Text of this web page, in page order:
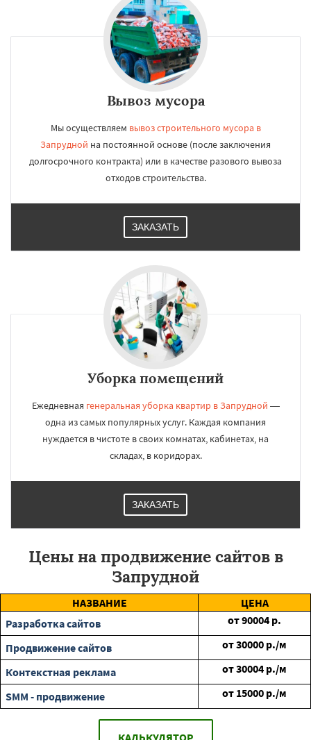
Вывоз мусора
Мы осуществляем вывоз строительного мусора в
Запрудной на постоянной основе (после заключения
долгосрочного контракта) или в качестве разового вывоза
отходов строительства.
ЗАКАЗАТЬ
Уборка помещений
Ежедневная генеральная уборка квартир в Запрудной —
одна из самых популярных услуг. Каждая компания
нуждается в чистоте в своих комнатах, кабинетах, на
складах, в коридорах.
ЗАКАЗАТЬ
Цены на продвижение сайтов в
Запрудной
НАЗВАНИЕ
ЦЕНА
Разработка сайтов
от90004 р.
Продвижение сайтов
от30000 р./м
Контекстная реклама
от30004 р./м
SMM - продвижение
от 15000 р./м
КАЛЬКУЛЯТОР